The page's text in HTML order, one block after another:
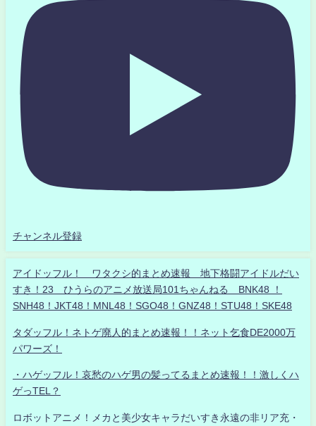
チャンネル登録
アイドッフル！ ワタクシ的まとめ速報 地下格闘アイドルだい
すき！23 ひうらのアニメ放送局101ちゃんねる BNK48 ！
SNH48！JKT48！MNL48！SGO48！GNZ48！STU48！SKE48
タダッフル！ネトゲ廃人的まとめ速報！！ネット乞食DE2000万
パワーズ！
・ハゲッフル！哀愁のハゲ男の髪ってるまとめ速報！！激しくハ
ゲっTEL？
ロボットアニメ！メカと美少女キャラだいすき永遠の非リア充・